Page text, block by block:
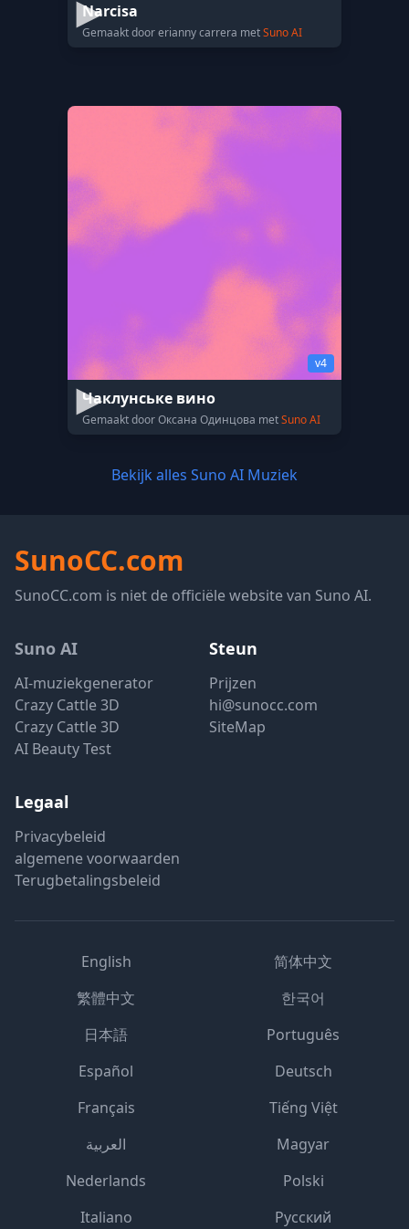
Narcisa
Gemaakt door erianny carrera metSuno AI
v4
Чаклунське вино
Gemaakt door Оксана Одинцова metSuno AI
Bekijk alles Suno AI Muziek
SunoCC.com
SunoCC.com is niet de officiële website van Suno AI.
Suno AI
AI-muziekgenerator
Crazy Cattle 3D
Crazy Cattle 3D
AI Beauty Test
Steun
Prijzen
hi@sunocc.com
SiteMap
Legaal
Privacybeleid
algemene voorwaarden
Terugbetalingsbeleid
English
简体中文
繁體中文
한국어
日本語
Português
Español
Deutsch
Français
Tiếng Việt
العربية
Magyar
Nederlands
Polski
Italiano
Русский